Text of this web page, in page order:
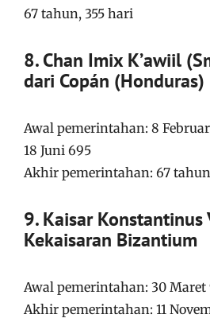
67 tahun, 355 hari
8. Chan Imix Kʼawiil
dari Copán (Honduras)
Awal pemerintahan: 8
18 Juni 695
Akhir pemerintahan: 67
9. Kaisar Konstantinus
Kekaisaran Bizantium
Awal pemerintahan: 30 Maret
Akhir pemerintahan: 11